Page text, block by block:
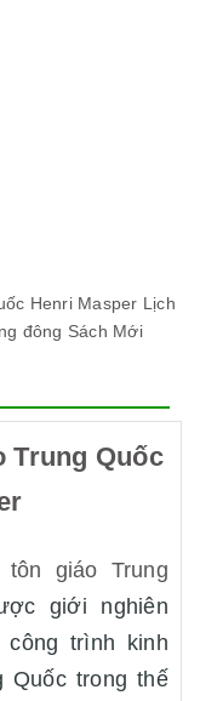
Henri Masper Lịch
đông Sách Mới
Trung Quốc
giáo Trung
giới nghiên
trình kinh
Quốc trong thế